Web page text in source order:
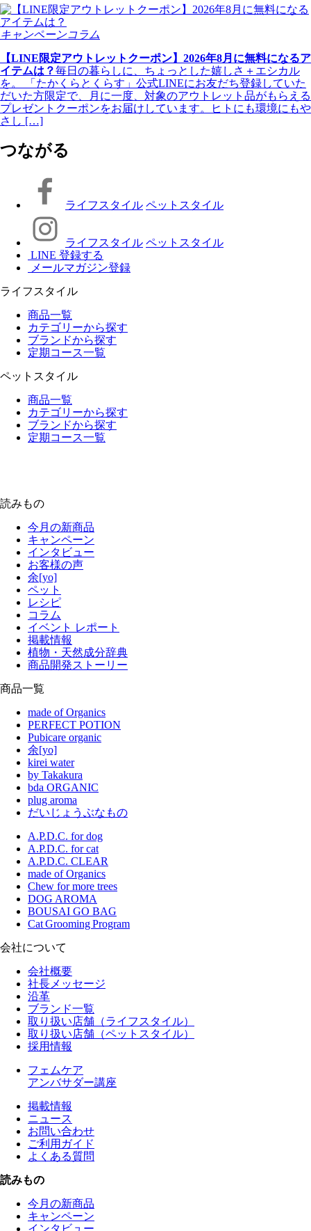
キャンペーンコラム
【LINE限定アウトレットクーポン】2026年8月に無料になるア
イテムは？毎日の暮らしに、ちょっとした嬉しさ＋エシカル
を。 「たかくらとくらす」公式LINEにお友だち登録していた
だいた方限定で、月に一度、対象のアウトレット品がもらえる
プレゼントクーポンをお届けしています。ヒトにも環境にもや
さし […]
つながる
ライフスタイル ペットスタイル
ライフスタイル ペットスタイル
LINE 登録する
メールマガジン登録
ライフスタイル
商品一覧
カテゴリーから探す
ブランドから探す
定期コース一覧
ペットスタイル
商品一覧
カテゴリーから探す
ブランドから探す
定期コース一覧
読みもの
今月の新商品
キャンペーン
インタビュー
お客様の声
余[yo]
ペット
レシピ
コラム
イベント レポート
掲載情報
植物・天然成分辞典
商品開発ストーリー
商品一覧
made of Organics
PERFECT POTION
Pubicare organic
余[yo]
kirei water
by Takakura
bda ORGANIC
plug aroma
だいじょうぶなもの
A.P.D.C. for dog
A.P.D.C. for cat
A.P.D.C. CLEAR
made of Organics
Chew for more trees
DOG AROMA
BOUSAI GO BAG
Cat Grooming Program
会社について
会社概要
社長メッセージ
沿革
ブランド一覧
取り扱い店舗（ライフスタイル）
取り扱い店舗（ペットスタイル）
採用情報
フェムケア
アンバサダー講座
掲載情報
ニュース
お問い合わせ
ご利用ガイド
よくある質問
読みもの
今月の新商品
キャンペーン
インタビュー